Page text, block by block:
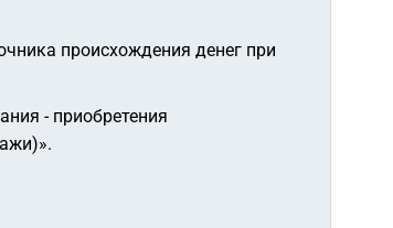
происхождения денег при
- приобретения
.